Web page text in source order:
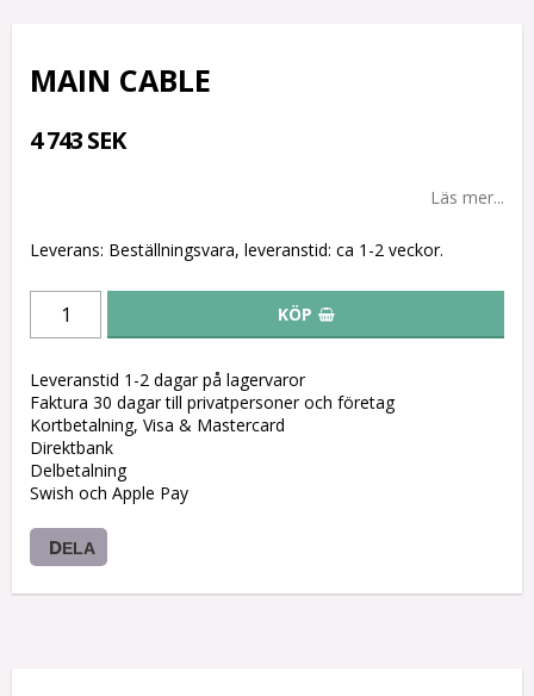
MAIN CABLE
4 743 SEK
Läs mer...
Leverans: Beställningsvara, leveranstid: ca 1-2 veckor.
KÖP
Leveranstid 1-2 dagar på lagervaror
Faktura 30 dagar till privatpersoner och företag
Kortbetalning, Visa & Mastercard
Direktbank
Delbetalning
Swish och Apple Pay
DELA